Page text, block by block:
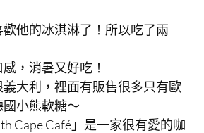
他的冰淇淋了！所以吃了兩
，消暑又好吃！
大利，裡面有販售很多只有歐
小熊軟糖～
Cape Café」是一家很有愛的咖